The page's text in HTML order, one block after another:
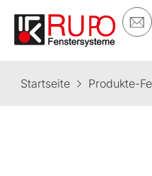
Startseite Produkte-